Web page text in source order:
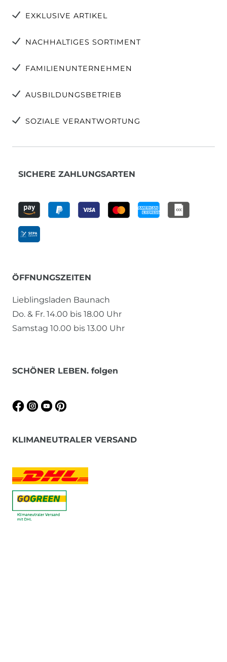
EXKLUSIVE ARTIKEL
NACHHALTIGES SORTIMENT
FAMILIENUNTERNEHMEN
AUSBILDUNGSBETRIEB
SOZIALE VERANTWORTUNG
SICHERE ZAHLUNGSARTEN
ÖFFNUNGSZEITEN
Lieblingsladen Baunach
Do. & Fr. 14.00 bis 18.00 Uhr
Samstag 10.00 bis 13.00 Uhr
SCHÖNER LEBEN. folgen
KLIMANEUTRALER VERSAND